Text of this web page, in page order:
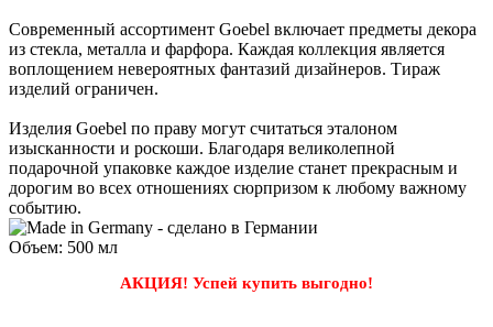
Современный ассортимент Goebel включает предметы декора
из стекла, металла и фарфора. Каждая коллекция является
воплощением невероятных фантазий дизайнеров. Тираж
изделий ограничен.
Изделия Goebel по праву могут считаться эталоном
изысканности и роскоши. Благодаря великолепной
подарочной упаковке каждое изделие станет прекрасным и
дорогим во всех отношениях сюрпризом к любому важному
событию.
Объем: 500 мл
АКЦИЯ! Успей купить выгодно!